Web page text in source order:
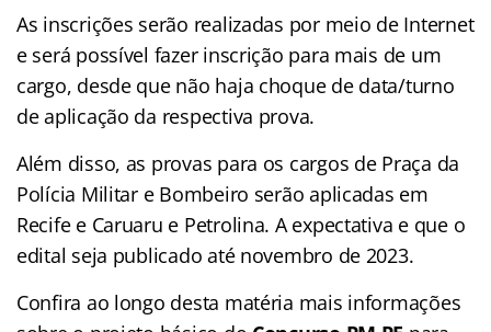
As inscrições serão realizadas por meio de Internet
e será possível fazer inscrição para mais de um
cargo, desde que não haja choque de data/turno
de aplicação da respectiva prova.
Além disso, as provas para os cargos de Praça da
Polícia Militar e Bombeiro serão aplicadas em
Recife e Caruaru e Petrolina. A expectativa e que o
edital seja publicado até novembro de 2023.
Confira ao longo desta matéria mais informações